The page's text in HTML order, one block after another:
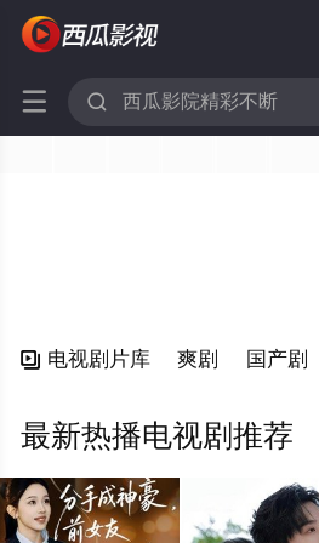
 
 电视剧片库 爽剧 国产剧
最新热播电视剧推荐